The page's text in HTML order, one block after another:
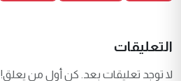
التعليقات
لا توجد تعليقات بعد. كن أول من يعلق!